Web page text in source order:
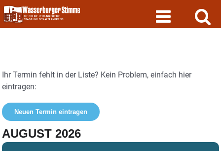
Skip
to
content
Ihr Termin fehlt in der Liste? Kein Problem, einfach hier
eintragen:
Neuen Termin eintragen
AUGUST 2026